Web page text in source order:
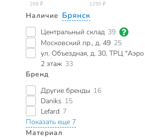
Наличие Брянск
Центральный склад 39
Московский пр., д. 49 25
ул. Объездная, д. 30, ТРЦ
2 этаж 33
Бренд
Другие бренды 16
Daniks 15
Lefard 7
Показать еще 7
Материал